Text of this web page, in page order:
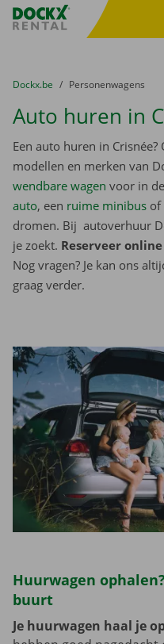
Fratello DEMO
U bevindt zich hier:
van
Dockx.be naar
Personenwagens
Auto huren in
Een auto huren in
modellen en merken van
wendbare wagen voor in
auto, een ruime minibus of
dromen. Bij autoverhuur
je zoekt. Reserveer
Nog vragen? Je kan ons
graag verder.
Huurwagen
buurt
Je huurwagen haal je